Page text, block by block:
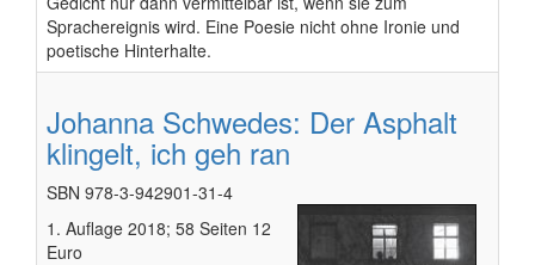
Sprachereignis wird. Eine Poesie nicht ohne Ironie und
poetische Hinterhalte.
Johanna Schwedes: Der Asphalt
klingelt, ich geh ran
SBN 978-3-942901-31-4
1. Auflage 2018; 58 Seiten 12
Euro